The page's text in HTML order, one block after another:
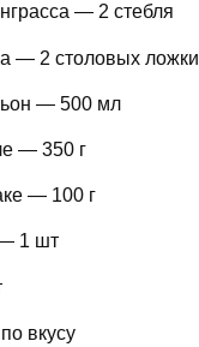
— 2 стебля
— 2 столовых ложки
— 500 мл
— 350 г
— 100 г
1 шт
вкусу